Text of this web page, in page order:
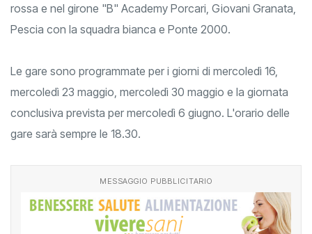
rossa e nel girone "B" Academy Porcari, Giovani Granata,
Pescia con la squadra bianca e Ponte 2000.
Le gare sono programmate per i giorni di mercoledì 16,
mercoledì 23 maggio, mercoledì 30 maggio e la giornata
conclusiva prevista per mercoledì 6 giugno. L'orario delle
gare sarà sempre le 18.30.
MESSAGGIO PUBBLICITARIO